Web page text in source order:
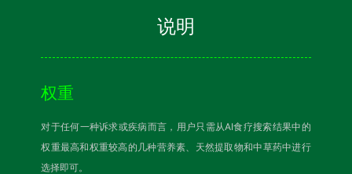
说明
权重
对于任何一种诉求或疾病而言，用户只需从AI食疗搜索结果中的
权重最高和权重较高的几种营养素、天然提取物和中草药中进行
选择即可。